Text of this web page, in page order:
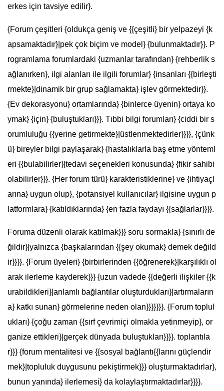
erkes için tavsiye edilir}.
{Forum çeşitleri {oldukça geniş ve {{çeşitli} bir yelpazeyi {k
apsamaktadır}|pek çok biçim ve model} {bulunmaktadır}}. P
rogramlama forumlardaki {uzmanlar tarafından} {rehberlik s
ağlanırken}, ilgi alanları ile ilgili forumlar} {insanları {{birleşti
rmekte}|dinamik bir grup sağlamakta} işlev görmektedir}}.
{Ev dekorasyonu} ortamlarında} {binlerce üyenin} ortaya ko
ymak} {için} {buluştukları}}}. Tıbbi bilgi forumları} {ciddi bir s
orumluluğu {{yerine getirmekte}|üstlenmektedirler}}}}, {çünk
ü} bireyler bilgi paylaşarak} {hastalıklarla baş etme yönteml
eri {{bulabilirler}|tedavi seçenekleri konusunda} {fikir sahibi
olabilirler}}}. {Her forum türü} karakteristiklerine} ve {ihtiyaçl
arına} uygun olup}, {potansiyel kullanıcılar} ilgisine uygun p
latformlara} {katıldıklarında} {en fazla faydayı {{sağlarlar}}}}.
Foruma düzenli olarak katılmak}}} soru sormakla} {sınırlı de
ğildir}|yalnızca {başkalarından {{şey okumak} demek değild
ir}}}}. {Forum üyeleri} {birbirlerinden {{öğrenerek}|karşılıklı ol
arak ilerleme kayderek}}} {uzun vadede {{değerli ilişkiler {{k
urabildikleri}|anlamlı bağlantılar oluşturdukları}|artırmaların
a} katkı sunan} görmelerine neden olan}}}}}}}. {Forum toplul
ukları} {çoğu zaman {{sırf çevrimiçi olmakla yetinmeyip}, or
ganize ettikleri}|gerçek dünyada buluştukları}}}}. toplantıla
r}}} {forum mentalitesi ve {{sosyal bağlantı{{larını güçlendir
mek}|topluluk duygusunu pekiştirmek}}} oluşturmaktadırlar},
bunun yanında} ilerlemesi} da kolaylaştırmaktadırlar}}}}.